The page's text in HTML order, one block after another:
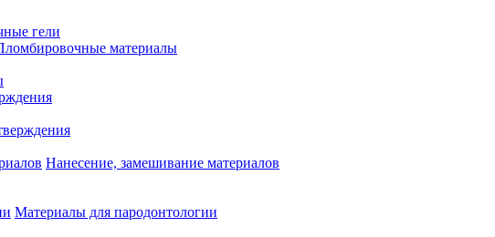
гели
материалы
Нанесение, замешивание материалов
Материалы для пародонтологии